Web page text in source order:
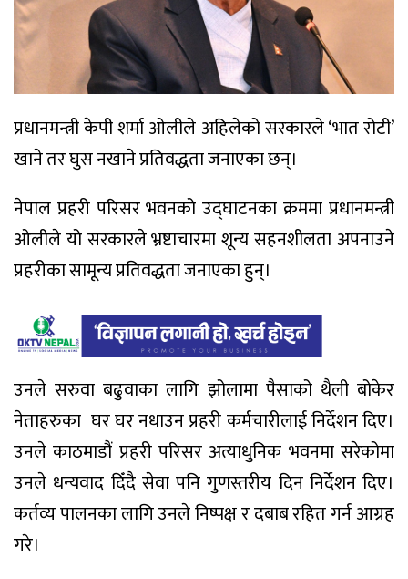
प्रधानमन्त्री केपी शर्मा ओलीले अहिलेको सरकारले ‘भात रोटी’
खाने तर घुस नखाने प्रतिवद्धता जनाएका छन्।
नेपाल प्रहरी परिसर भवनको उद्घाटनका क्रममा प्रधानमन्त्री
ओलीले यो सरकारले भ्रष्टाचारमा शून्य सहनशीलता अपनाउने
प्रहरीका सामून्य प्रतिवद्धता जनाएका हुन्।
उनले सरुवा बढुवाका लागि झोलामा पैसाको थैली बोकेर
नेताहरुका घर घर नधाउन प्रहरी कर्मचारीलाई निर्देशन दिए।
उनले काठमाडौं प्रहरी परिसर अत्याधुनिक भवनमा सरेकोमा
उनले धन्यवाद दिँदै सेवा पनि गुणस्तरीय दिन निर्देशन दिए।
कर्तव्य पालनका लागि उनले निष्पक्ष र दबाब रहित गर्न आग्रह
गरे।